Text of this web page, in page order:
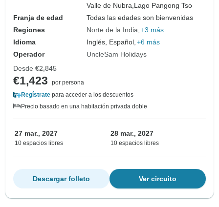
Valle de Nubra,Lago Pangong Tso
Franja de edad
Todas las edades son bienvenidas
Regiones
Norte de la India +3 más
Idioma
Inglés, Español, +6 más
Operador
UncleSam Holidays
Desde €2,845
€1,423
por persona
Regístrate para acceder a los descuentos
Precio basado en una habitación privada doble
27 mar., 2027
10 espacios libres
28 mar., 2027
10 espacios libres
Ver circuito
Descargar folleto